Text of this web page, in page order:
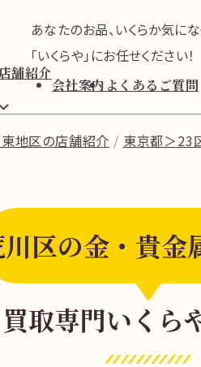
あなたのお品、いくらか気に
「いくらや」にお任せください！
店舗紹介
会社案内 よくあるご質問
地区の店舗紹介 東京都＞23
区の金・貴金
買取専門いくら